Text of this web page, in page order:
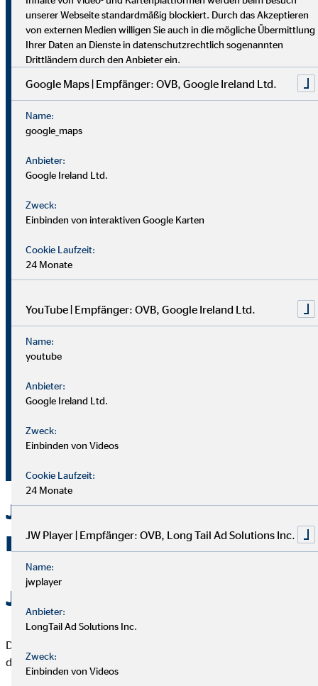
Wissen praktisch an. Nach einer Job-Pause kannst du flexibel
einsteigen, und Finanzprofis finden bei uns neue Chancen.
Bei OVB gibt es keine Grenzen: Unser Karriereplan bietet
Aufstiegsmöglichkeiten durch Ausbildung und Praxis.
Unterstützung bekommst du von deinem Team und deiner
Jetzt bei OVB in Berlin als
Berater durchstarten
Jetzt bewerben
Die mit * gekennzeichneten Felder müssen ausgefüllt werden,
damit wir Deine Bewerbung bearbeiten können.
unserer Webseite standardmäßig blockiert. Durch das Akzeptieren
von externen Medien willigen Sie auch in die mögliche Übermittlung
Ihrer Daten an Dienste in datenschutzrechtlich sogenannten
Drittländern durch den Anbieter ein.
Google Maps | Empfänger: OVB, Google Ireland Ltd.
Name:
google_maps
Anbieter:
Google Ireland Ltd.
Zweck:
Einbinden von interaktiven Google Karten
Cookie Laufzeit:
24 Monate
YouTube | Empfänger: OVB, Google Ireland Ltd.
Name:
youtube
Anbieter:
Google Ireland Ltd.
Zweck:
Einbinden von Videos
Cookie Laufzeit:
24 Monate
JW Player | Empfänger: OVB, Long Tail Ad Solutions Inc.
Name:
jwplayer
Anbieter:
LongTail Ad Solutions Inc.
Zweck:
Einbinden von Videos